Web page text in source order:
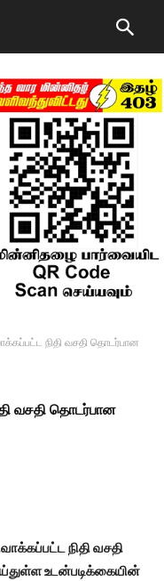
நிதி வசதி தொடர்பான
வசதி தொடர்பான
நிதி வசதி
உடன்படிக்கையின்